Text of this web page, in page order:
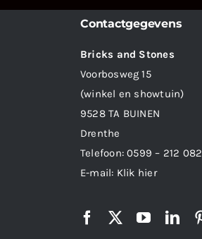
Contactgegevens
Bricks and Stones
Voorbosweg 15
(winkel en showtuin)
9528 TA BUINEN
Drenthe
Telefoon:0599 – 212 082
E-mail: Klik hier